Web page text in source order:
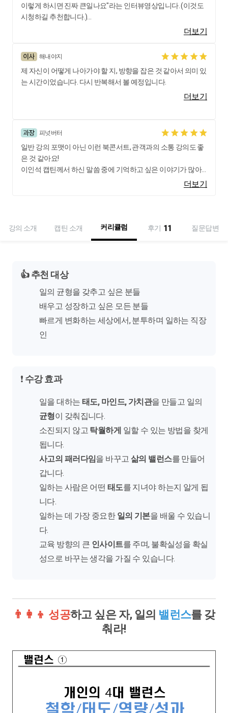
이렇게 하시면 진짜 큰일나요"라는 인터뷰영상입니다. (이것도
시청하길 추천합니다.)
자신의 생각, 경험 등 논리적으로 표현하시는 문장력에 한 번 반
와캠퍼스 덕분에 이분의 책 밸런스를 접할 수 있는 것에도 전 정
말 다행이라고 생각하고 있습니다.
저는 이번 북콘서트 영상을 보며 사실 자괴감을 크게 느꼈습니
다. 그리고 두려움도 있었습니다.
이 영상을 보는 사람이 저 뿐만이 아니기 때문에 저보다 앞선 사
꼈습니다.
그 와중에도 배울 수 있는 게 많다는 생각만으로도 설레임으로
가득했습니다.
제가 과거에 성장하지 못한 시간에 대한 후회보다는 이인석 대
표님과 함께 일하셨던 분들에 대한 부러움이 매우 컸습니다.
읽는 다기 보다 거의 베끼는 수준이라 읽는 속도가 거북이 걸음
꼈습니다.
북콘서트에 계신분 중 한분이 "어른이 어떤 의미 인지 생각을 많
이 하는데...."라는 의미심장한 말씀을 해주신 분도 계셨습니다.
왜 그런 말씀을 하셨는지 매우 궁금했는데 다는 아니지만 영상
을 보면서 왜 그런 말씀도 하셨는지 알 것 같습니다.
좋은 멘토를 만날 거라고 장담합니다.
더보기
해내야지
제 자신이 어떻게 나아가야 할 지, 방향을 잡은 것 같아서 의미 있
는 시간이었습니다. 다시 반복해서 볼 예정입니다.
더보기
피넛버터
일반 강의 포맷이 아닌 이런 북콘서트, 관객과의 소통 강의도 좋
은 것 같아요!
이인석 캡틴께서 하신 말씀 중에 기억하고 싶은 이야기가 많아
들께서도 꼭 한번씩 들어보시면 좋을 것 같습니다!!
더보기
강의 소개 캡틴 소개 커리큘럼 후기 11 질문답변
👍 추천 대상
일의 균형을 갖추고 싶은 분들
배우고 성장하고 싶은 모든 분들
빠르게 변화하는 세상에서, 분투하며 일하는 직장
인
❗ 수강 효과
일을 대하는 태도, 마인드, 가치관을 만들고 일의
균형이 갖춰집니다.
소진되지 않고 탁월하게 일할 수 있는 방법을 찾게
됩니다.
사고의 패러다임을 바꾸고 삶의 밸런스를 만들어
갑니다.
일하는 사람은 어떤 태도를 지녀야 하는지 알게 됩
니다.
일하는 데 가장 중요한 일의 기본을 배울 수 있습니
다.
교육 방향의 큰 인사이트를 주며, 불확실성을 확실
성으로 바꾸는 생각을 가질 수 있습니다.
👨‍👩‍👦 성공하고 싶은 자, 일의 밸런스를 갖
춰라!